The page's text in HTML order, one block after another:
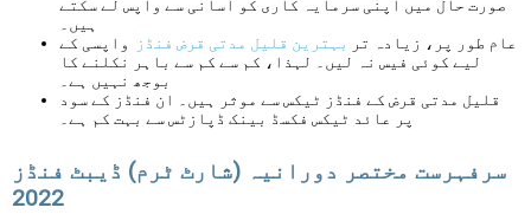
صورت حال میں اپنی سرمایہ کاری کو آسانی سے واپس لے سکتے
ہیں۔
عام طور پر، زیادہ تر
بہترین قلیل مدتی قرض فنڈز
واپسی کے
لیے کوئی فیس نہ لیں۔ لہذا، کم سے کم سے باہر نکلنے کا
بوجھ نہیں ہے۔
قلیل مدتی قرض کے فنڈز ٹیکس سے موثر ہیں۔ ان فنڈز کے سود
پر عائد ٹیکس فکسڈ بینک ڈپازٹس سے بہت کم ہے۔
سرفہرست مختصر دورانیہ (شارٹ ٹرم) ڈیبٹ فنڈز
2022